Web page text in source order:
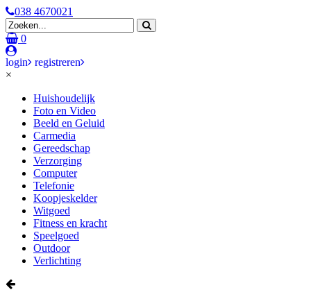
038 4670021
0
login
registreren
×
Huishoudelijk
Foto en Video
Beeld en Geluid
Carmedia
Gereedschap
Verzorging
Computer
Telefonie
Koopjeskelder
Witgoed
Fitness en kracht
Speelgoed
Outdoor
Verlichting